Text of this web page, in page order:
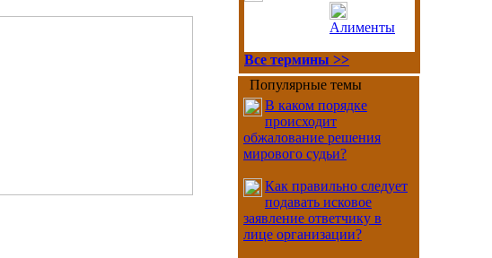
Алименты
Все термины >>
Популярные темы
В каком порядке
происходит
обжалование решения
мирового судьи?
Как правильно следует
подавать исковое
заявление ответчику в
лице организации?